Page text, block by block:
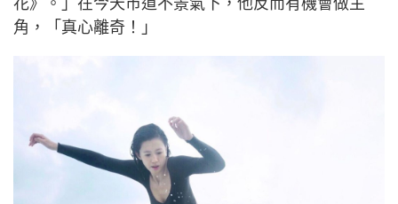
花》。」在今天市道不景氣下，他反而有機會做主
角，「真心離奇！」